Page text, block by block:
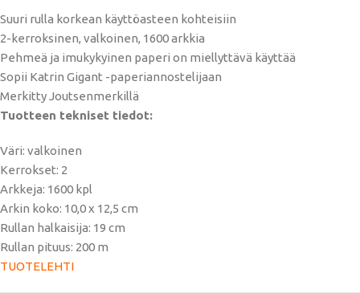
Suuri rulla korkean käyttöasteen kohteisiin
2-kerroksinen, valkoinen, 1600 arkkia
Pehmeä ja imukykyinen paperi on miellyttävä käyttää
Sopii Katrin Gigant -paperiannostelijaan
Merkitty Joutsenmerkillä
Tuotteen tekniset tiedot:
Väri: valkoinen
Kerrokset: 2
Arkkeja: 1600 kpl
Arkin koko: 10,0 x 12,5 cm
Rullan halkaisija: 19 cm
Rullan pituus: 200 m
TUOTELEHTI